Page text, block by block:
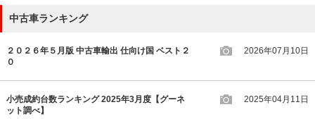
中古車ランキング
２０２６年５月版 中古車輸出 仕向け国 ベスト２
０
2026年07月10日
小売成約台数ランキング 2025年3月度【グーネ
ット調べ】
2025年04月11日